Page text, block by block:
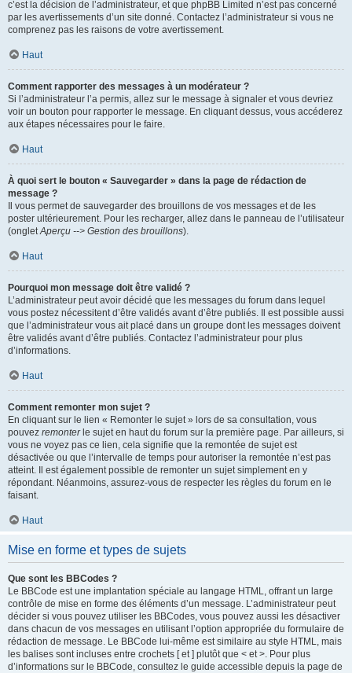
c’est la décision de l’administrateur, et que phpBB Limited n’est pas concerné
par les avertissements d’un site donné. Contactez l’administrateur si vous ne
comprenez pas les raisons de votre avertissement.
Haut
Comment rapporter des messages à un modérateur ?
Si l’administrateur l’a permis, allez sur le message à signaler et vous devriez
voir un bouton pour rapporter le message. En cliquant dessus, vous accéderez
aux étapes nécessaires pour le faire.
Haut
À quoi sert le bouton « Sauvegarder » dans la page de rédaction de
message ?
Il vous permet de sauvegarder des brouillons de vos messages et de les
poster ultérieurement. Pour les recharger, allez dans le panneau de l’utilisateur
(ongletAperçu --> Gestion des brouillons).
Haut
Pourquoi mon message doit être validé ?
L’administrateur peut avoir décidé que les messages du forum dans lequel
vous postez nécessitent d’être validés avant d’être publiés. Il est possible aussi
que l’administrateur vous ait placé dans un groupe dont les messages doivent
être validés avant d’être publiés. Contactez l’administrateur pour plus
d’informations.
Haut
Comment remonter mon sujet ?
En cliquant sur le lien « Remonter le sujet » lors de sa consultation, vous
pouvez remonterle sujet en haut du forum sur la première page. Par ailleurs, si
vous ne voyez pas ce lien, cela signifie que la remontée de sujet est
désactivée ou que l’intervalle de temps pour autoriser la remontée n’est pas
atteint. Il est également possible de remonter un sujet simplement en y
répondant. Néanmoins, assurez-vous de respecter les règles du forum en le
faisant.
Haut
Mise en forme et types de sujets
Que sont les BBCodes ?
Le BBCode est une implantation spéciale au langage HTML, offrant un large
contrôle de mise en forme des éléments d’un message. L’administrateur peut
décider si vous pouvez utiliser les BBCodes, vous pouvez aussi les désactiver
dans chacun de vos messages en utilisant l’option appropriée du formulaire de
rédaction de message. Le BBCode lui-même est similaire au style HTML, mais
les balises sont incluses entre crochets [ et ] plutôt que < et >. Pour plus
d’informations sur le BBCode, consultez le guide accessible depuis la page de